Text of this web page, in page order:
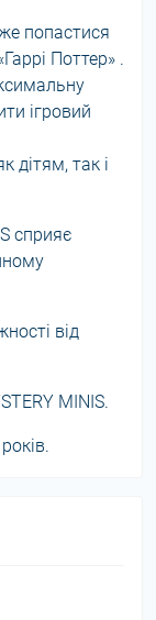
попастися
Поттер» .
ігровий
дітям, так і
сприяє
від
MINIS.